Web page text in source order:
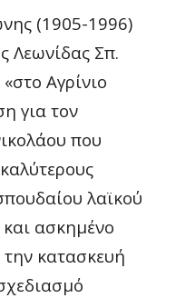
(1905-1996)
Λεωνίδας Σπ.
Αγρίνιο
για τον
που
λαϊκού
ασκημένο
την κατασκευή